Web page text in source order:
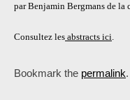
par Benjamin Bergmans de la
Consultez les abstracts ici
Bookmark the permalink.